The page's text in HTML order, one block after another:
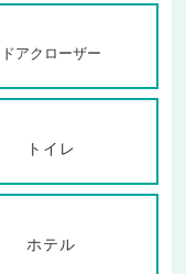
ドアクローザー
トイレ
ホテル